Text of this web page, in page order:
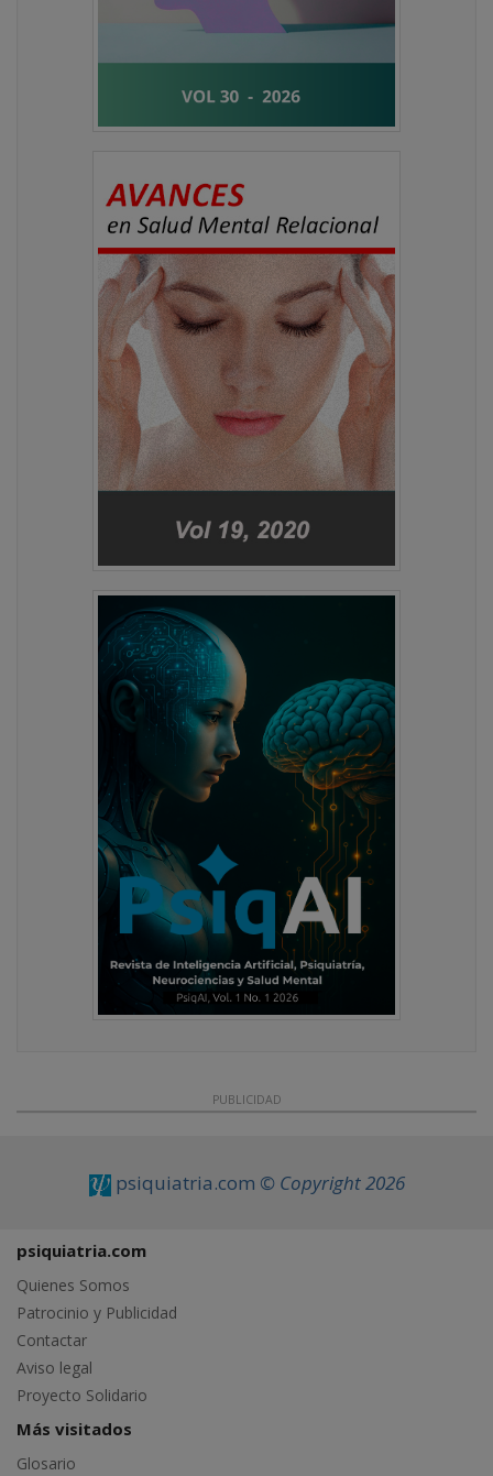
PUBLICIDAD
psiquiatria.com © Copyright 2026
psiquiatria.com
Quienes Somos
Patrocinio y Publicidad
Contactar
Aviso legal
Proyecto Solidario
Más visitados
Glosario